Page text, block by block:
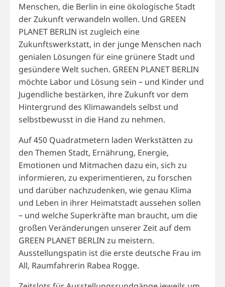
Menschen, die Berlin in eine ökologische Stadt
der Zukunft verwandeln wollen. Und GREEN
PLANET BERLIN ist zugleich eine
Zukunftswerkstatt, in der junge Menschen nach
genialen Lösungen für eine grünere Stadt und
gesündere Welt suchen. GREEN PLANET BERLIN
möchte Labor und Lösung sein – und Kinder und
Jugendliche bestärken, ihre Zukunft vor dem
Hintergrund des Klimawandels selbst und
selbstbewusst in die Hand zu nehmen.
Auf 450 Quadratmetern laden Werkstätten zu
den Themen Stadt, Ernährung, Energie,
Emotionen und Mitmachen dazu ein, sich zu
informieren, zu experimentieren, zu forschen
und darüber nachzudenken, wie genau Klima
und Leben in ihrer Heimatstadt aussehen sollen
– und welche Superkräfte man braucht, um die
großen Veränderungen unserer Zeit auf dem
GREEN PLANET BERLIN zu meistern.
Ausstellungspatin ist die erste deutsche Frau im
All, Raumfahrerin Rabea Rogge.